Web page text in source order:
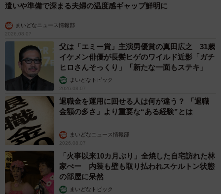
遣いや準備で深まる夫婦の温度感ギャップ鮮明に
まいどなニュース情報部
2026.08.07
父は「エミー賞」主演男優賞の真田広之 31歳
イケメン俳優が長髪ヒゲのワイルド近影「ガチ
ヒロさんそっくり」「新たな一面もステキ」
まいどなトピック
2026.08.07
退職金を運用に回せる人は何が違う？ 「退職
金額の多さ」より重要な“ある経験”とは
まいどなニュース情報部
2026.08.07
「火事以来10カ月ぶり」全焼した自宅訪れた林
家ぺー 内装も壁も取り払われスケルトン状態
の部屋に呆然
まいどなトピック